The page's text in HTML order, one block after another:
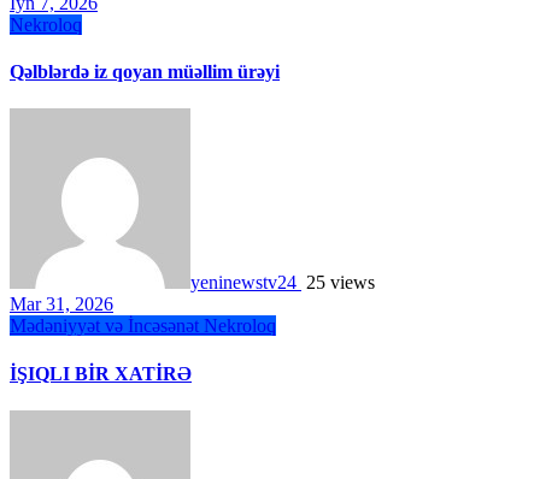
Nekroloq
Qəlblərdə iz qoyan müəllim ürəyi
yeninewstv24 25 views
Mar 31, 2026
Mədəniyyət və İncəsənət Nekroloq
İŞIQLI BİR XATİRƏ